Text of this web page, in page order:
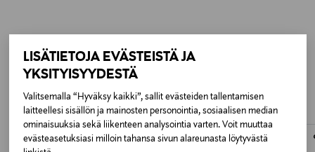
LISÄTIETOJA EVÄSTEISTÄ JA
YKSITYISYYDESTÄ
Valitsemalla “Hyväksy kaikki”, sallit evästeiden tallentamisen
laitteellesi sisällön ja mainosten personointia, sosiaalisen median
ominaisuuksia sekä liikenteen analysointia varten. Voit muuttaa
evästeasetuksiasi milloin tahansa sivun alareunasta löytyvästä
Danzigerkade 165, 1013 AP Amsterdam, Netherlands
Digitaalinen osoite
service.eu@tommy.com
LISÄÄ KIINNOSTAVIA
TUOTTEITA